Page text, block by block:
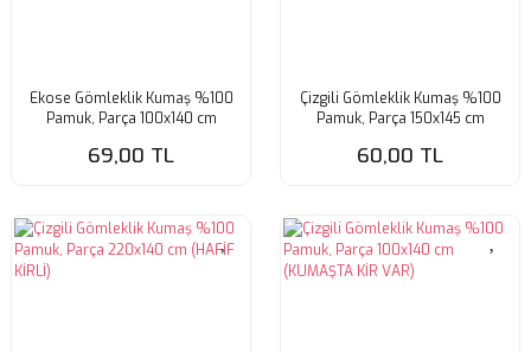
Ekose Gömleklik Kumaş %100
Pamuk, Parça 100x140 cm
69,00 TL
Çizgili Gömleklik Kumaş %100
Pamuk, Parça 150x145 cm
60,00 TL